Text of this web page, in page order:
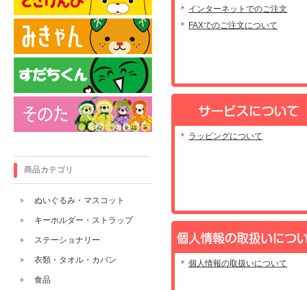
インターネットでのご注文
FAXでのご注文について
ラッピングについて
個人情報の取扱いについて
商品カテゴリ
ぬいぐるみ・マスコット
キーホルダー・ストラップ
ステーショナリー
衣類・タオル・カバン
食品